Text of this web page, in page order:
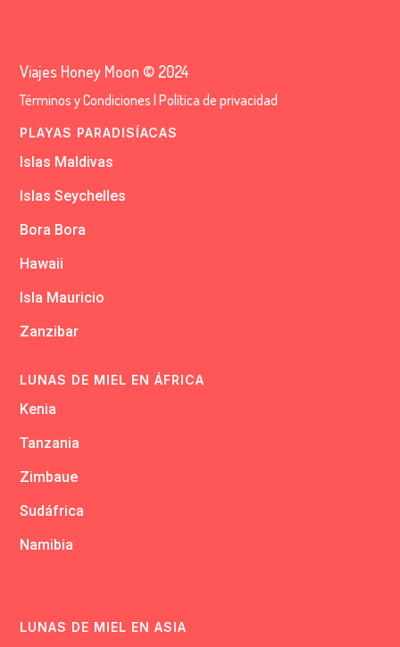
Viajes Honey Moon © 2024
Términos y Condiciones |Política de privacidad
PLAYAS PARADISÍACAS
Islas Maldivas
Islas Seychelles
Bora Bora
Hawaii
Isla Mauricio
Zanzibar
LUNAS DE MIEL EN ÁFRICA
Kenia
Tanzania
Zimbaue
Sudáfrica
Namibia
LUNAS DE MIEL EN ASIA